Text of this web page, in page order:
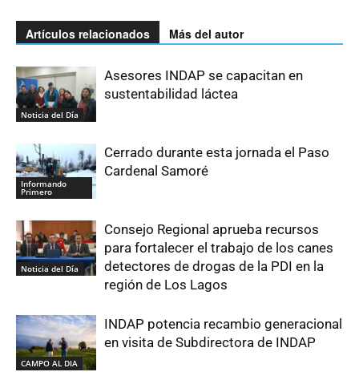
Artículos relacionados Más del autor
Noticia del Día
Asesores INDAP se capacitan en
sustentabilidad láctea
Informando
Primero
Cerrado durante esta jornada el Paso
Cardenal Samoré
Noticia del Día
Consejo Regional aprueba recursos
para fortalecer el trabajo de los canes
detectores de drogas de la PDI en la
región de Los Lagos
CAMPO AL DIA
INDAP potencia recambio generacional
en visita de Subdirectora de INDAP